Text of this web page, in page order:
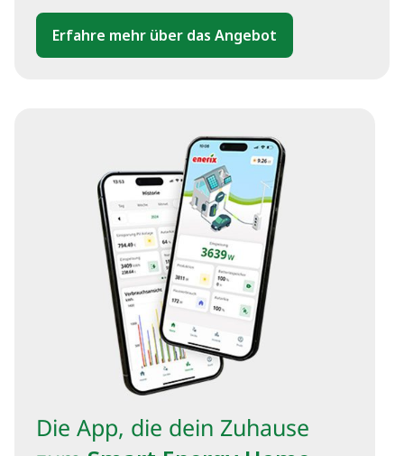
Erfahre mehr über das Angebot
Die App, die dein Zuhause